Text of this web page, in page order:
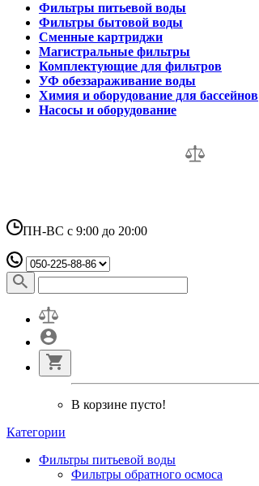
Фильтры питьевой воды
Фильтры бытовой воды
Сменные картриджи
Магистральные фильтры
Комплектующие для фильтров
УФ обеззараживание воды
Химия и оборудование для бассейнов
Насосы и оборудование
ПН-ВС с 9:00 до 20:00
В корзине пусто!
Категории
Фильтры питьевой воды
Фильтры обратного осмоса